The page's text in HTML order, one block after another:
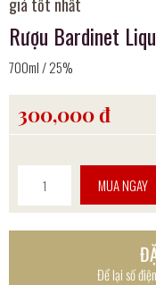
Rượu Bardinet
700ml / 25%
300,000 đ
MUA NGAY
Để lại số